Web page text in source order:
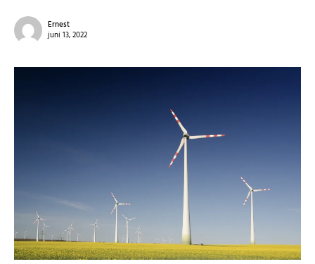
Ernest
juni 13, 2022